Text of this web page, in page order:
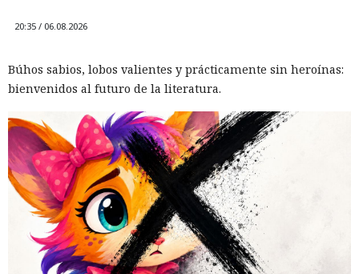
20:35 / 06.08.2026
Búhos sabios, lobos valientes y prácticamente sin heroínas:
bienvenidos al futuro de la literatura.